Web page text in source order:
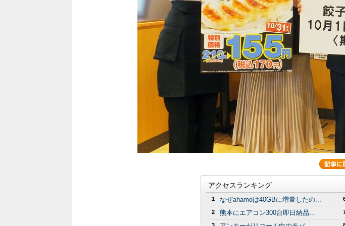
アクセスランキング
1 なぜahamoは40GBに増量したの...
2 熊本にエアコン300台即日納品...